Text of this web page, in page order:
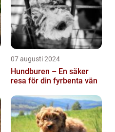
07 augusti 2024
Hundburen – En säker
resa för din fyrbenta vän